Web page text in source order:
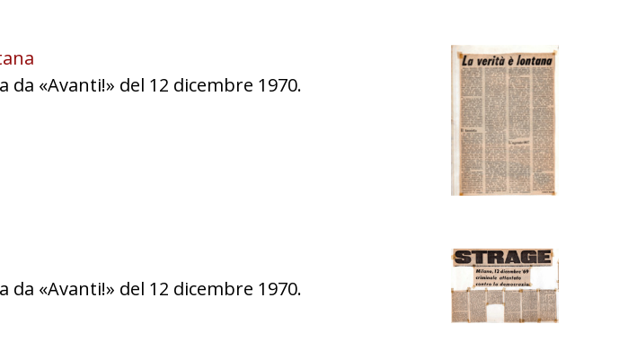
da «Avanti!» del 12 dicembre 1970.
da «Avanti!» del 12 dicembre 1970.